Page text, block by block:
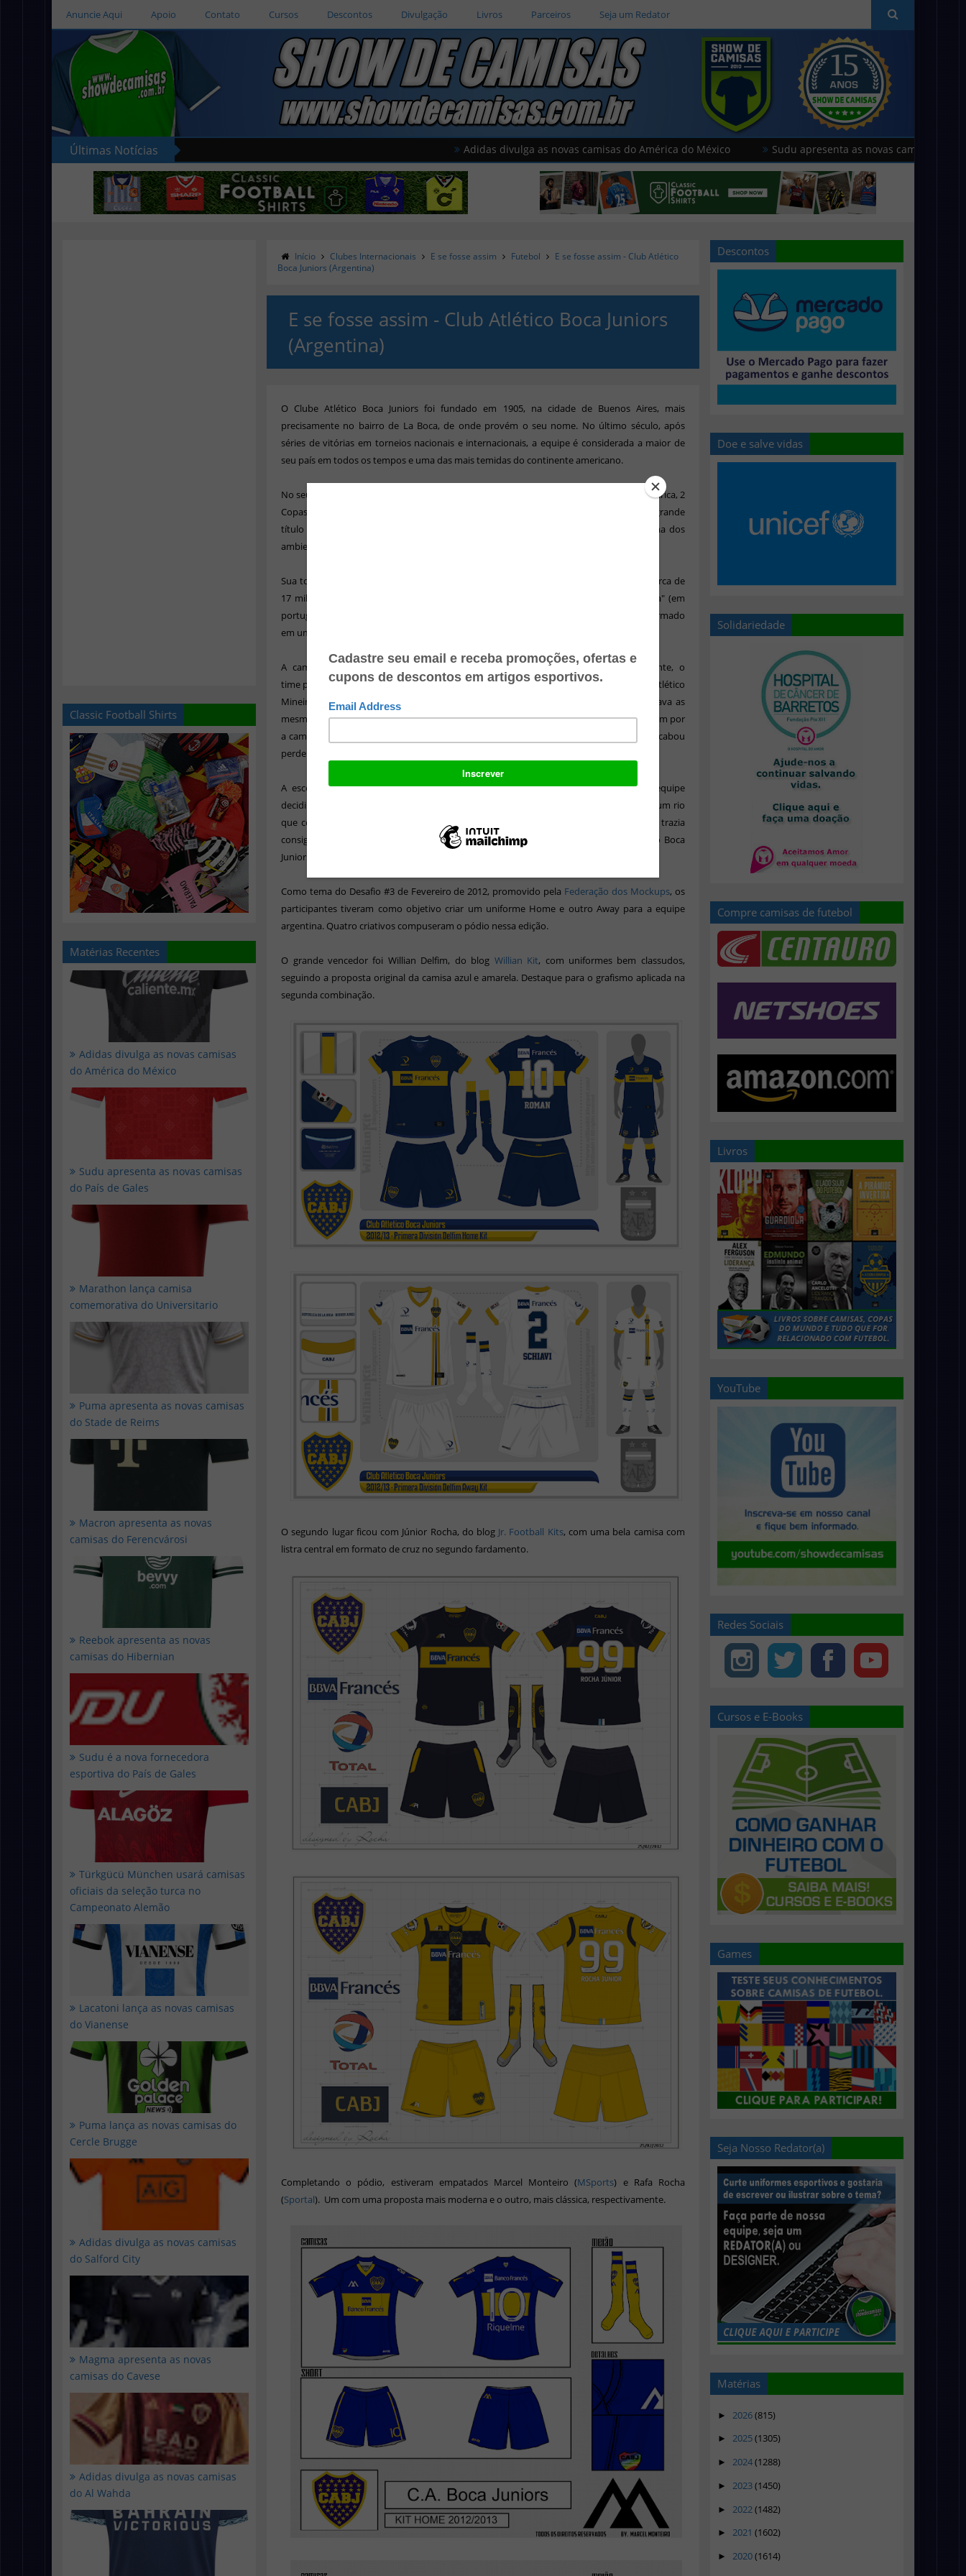
Anuncie Aqui Apoio Contato Cursos Descontos Divulgação Livros Parceiros Seja um Redator
Últimas Notícias Adidas divulga as novas camisas do América do México Sudu apresenta as novas camisas do País de Gales
Classic Football Shirts
Matérias Recentes
Adidas divulga as novas camisas
do América do México
Sudu apresenta as novas camisas
do País de Gales
Marathon lança camisa
comemorativa do Universitario
Puma apresenta as novas camisas
do Stade de Reims
Macron apresenta as novas
camisas do Ferencvárosi
Reebok apresenta as novas
camisas do Hibernian
Sudu é a nova fornecedora
esportiva do País de Gales
Türkgücü München usará camisas
oficiais da seleção turca no
Campeonato Alemão
Lacatoni lança as novas camisas
do Vianense
Puma lança as novas camisas do
Cercle Brugge
Adidas divulga as novas camisas
do Salford City
Magma apresenta as novas
camisas do Cavese
Adidas divulga as novas camisas
do Al Wahda
Início Clubes Internacionais E se fosse assim Futebol
E se fosse assim - Club Atlético
Boca Juniors (Argentina)
E se fosse assim - Club Atlético Boca Juniors
(Argentina)
O Clube Atlético Boca Juniors foi fundado em 1905, na cidade de Buenos Aires, mais
precisamente no bairro de La Boca, de onde provém o seu nome. No último século, após
séries de vitórias em torneios nacionais e internacionais, a equipe é considerada a maior de
seu país em todos os tempos e uma das mais temidas do continente americano.
No seu hall de conquistas estão 3 Campeonatos Mundiais, 6 Copas Libertadores da América, 2
Copas Sul-Americanas, 4 Recopas Sul-Americanas e 30 Campeonatos Argentinos. Outro grande
título ostentado pela equipe é o seu estádio e sua torcida, que juntos compõem uma dos
ambientes mais hostis para equipes visitantes em todo o mundo.
Sua torcida é a maior da Argentina e, segundo pesquisas, a 5º maior do planeta, com cerca de
17 milhões de aficionados. E o seu estádio, Alberto J. Armando, vulgo "La Bombonera" (em
português, A Caixa de Bombons), com capacidade para 50.000 espectadores, foi transformado
em um verdadeiro templo do futebol mundial, pelo seu "efeito caldeirão" inigualável.
A camisa do Boca Juniors possui uma história bastante interessante. Originalmente, o
time possuía uma camisa branca, com finas listras em preto, similar a camisas como de Atlético
Mineiro e Botafogo. Porém, em 1907, foi descoberto que outra equipe da cidade utilizava as
mesmas cores em seu fardamento. Então, Boca e a equipe do bairro de Almagro decidiram por
a camisa listrada em jogo dentro de campo. Com a bola rolando, a equipe de La Boca acabou
perdendo e teve que abandonar o uso da camisa alvinegra.
A escolha das novas cores gerou tamanha polêmica, que os dirigentes da jovem equipe
decidiram utilizar as cores do primeiro navio que passasse sob a ponte do Riachuelo, um rio
que corta a capital argentina. E assim fizeram. O primeiro navio a passar era sueco e trazia
consigo uma bandeira de seu país, de cores azul e amarela, tons que acompanham o Boca
Juniors até hoje.
Como tema do Desafio #3 de Fevereiro de 2012, promovido pela Federação dos Mockups, os
participantes tiveram como objetivo criar um uniforme Home e outro Away para a equipe
argentina. Quatro criativos compuseram o pódio nessa edição.
O grande vencedor foi Willian Delfim, do blog Willian Kit, com uniformes bem classudos,
seguindo a proposta original da camisa azul e amarela. Destaque para o grafismo aplicada na
segunda combinação.
O segundo lugar ficou com Júnior Rocha, do blog Jr. Football Kits, com uma bela camisa com
listra central em formato de cruz no segundo fardamento.
Completando o pódio, estiveram empatados Marcel Monteiro (MSports) e Rafa Rocha
(Sportal). Um com uma proposta mais moderna e o outro, mais clássica, respectivamente.
Descontos
Doe e salve vidas
Solidariedade
Compre camisas de futebol
Livros
YouTube
Redes Sociais
Cursos e E-Books
Games
Seja Nosso Redator(a)
Matérias
► 2026(815)
► 2025(1305)
► 2024(1288)
► 2023(1450)
► 2022(1482)
► 2021 (1602)
► 2020(1614)